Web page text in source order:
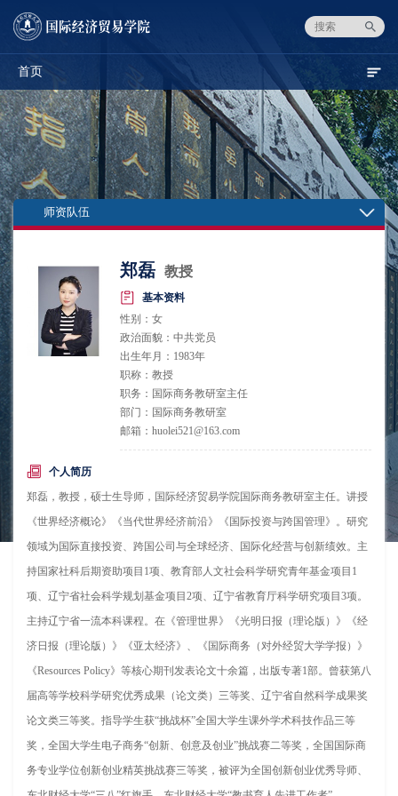
首页
师资队伍
郑磊 教授
基本资料
性别：女
政治面貌：中共党员
出生年月：1983年
职称：教授
职务：国际商务教研室主任
部门：国际商务教研室
邮箱：huolei521@163.com
个人简历
郑磊，教授，硕士生导师，国际经济贸易学院国际商务教研室主任。讲授
《世界经济概论》《当代世界经济前沿》《国际投资与跨国管理》。研究
领域为国际直接投资、跨国公司与全球经济、国际化经营与创新绩效。主
持国家社科后期资助项目1项、教育部人文社会科学研究青年基金项目1
项、辽宁省社会科学规划基金项目2项、辽宁省教育厅科学研究项目3项。
主持辽宁省一流本科课程。在《管理世界》《光明日报（理论版）》《经
济日报（理论版）》《亚太经济》、《国际商务（对外经贸大学学报）》
《Resources Policy》等核心期刊发表论文十余篇，出版专著1部。曾获第八
届高等学校科学研究优秀成果（论文类）三等奖、辽宁省自然科学成果奖
论文类三等奖。指导学生获“挑战杯”全国大学生课外学术科技作品三等
奖，全国大学生电子商务“创新、创意及创业”挑战赛二等奖，全国国际商
务专业学位创新创业精英挑战赛三等奖，被评为全国创新创业优秀导师、